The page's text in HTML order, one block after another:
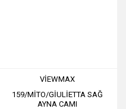
VİEWMAX
159/MİTO/GİULİETTA SAĞ
AYNA CAMI